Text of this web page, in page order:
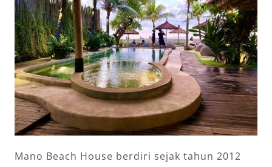
Mano Beach House berdiri sejak tahun 2012